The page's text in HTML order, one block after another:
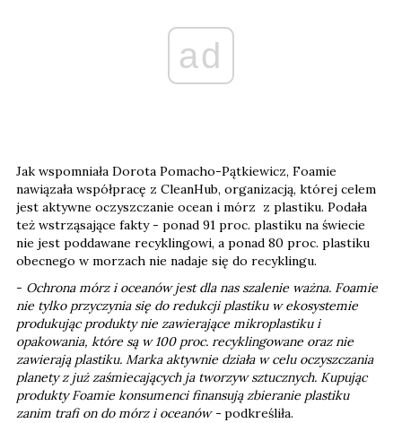
ad
Jak wspomniała Dorota Pomacho-Pątkiewicz, Foamie
nawiązała współpracę z CleanHub, organizacją, której celem
jest aktywne oczyszczanie ocean i mórz z plastiku. Podała
też wstrząsające fakty - ponad 91 proc. plastiku na świecie
nie jest poddawane recyklingowi, a ponad 80 proc. plastiku
obecnego w morzach nie nadaje się do recyklingu.
- Ochrona mórz i oceanów jest dla nas szalenie ważna. Foamie
nie tylko przyczynia się do redukcji plastiku w ekosystemie
produkując produkty nie zawierające mikroplastiku i
opakowania, które są w 100 proc. recyklingowane oraz nie
zawierają plastiku. Marka aktywnie działa w celu oczyszczania
planety z już zaśmiecających ja tworzyw sztucznych. Kupując
produkty Foamie konsumenci finansują zbieranie plastiku
zanim trafi on do mórz i oceanów - podkreśliła.